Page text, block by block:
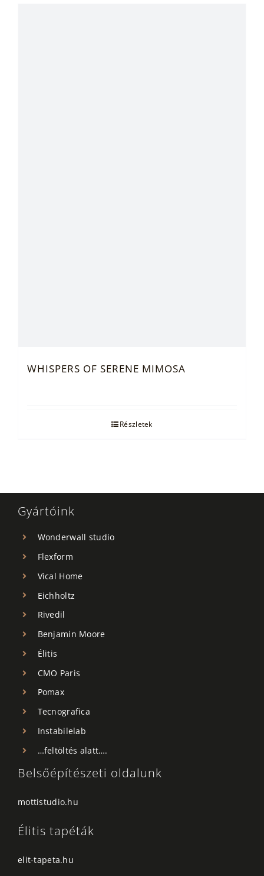
WHISPERS OF SERENE MIMOSA
Részletek
Gyártóink
Wonderwall studio
Flexform
Vical Home
Eichholtz
Rivedil
Benjamin Moore
Élitis
CMO Paris
Pomax
Tecnografica
Instabilelab
…feltöltés alatt….
Belsőépítészeti oldalunk
mottistudio.hu
Élitis tapéták
elit-tapeta.hu